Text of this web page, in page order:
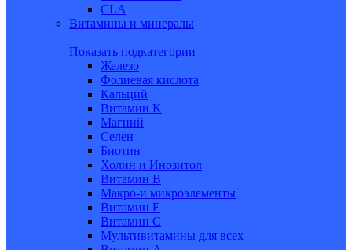
CLA
Витамины и минералы
Показать подкатегории
Железо
Фолиевая кислота
Кальций
Витамин K
Магний
Селен
Биотин
Холин и Инозитол
Витамин B
Макро-и микроэлементы
Витамин Е
Витамин С
Мультивитамины для всех